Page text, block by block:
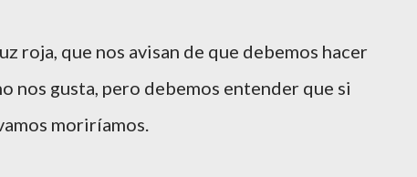
roja, que nos avisan de que debemos hacer
nos gusta, pero debemos entender que si
moriríamos.